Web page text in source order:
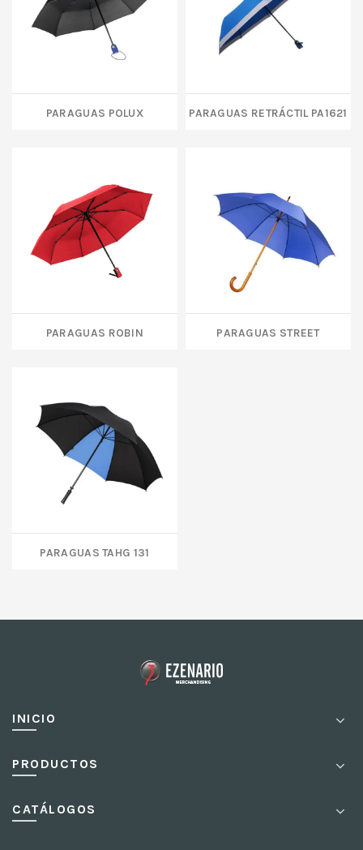
PARAGUAS POLUX PARAGUAS RETRÁCTIL PA1621
PARAGUAS ROBIN Paraguas Street
PARAGUAS TAHG 131
INICIO
PRODUCTOS
CATÁLOGOS